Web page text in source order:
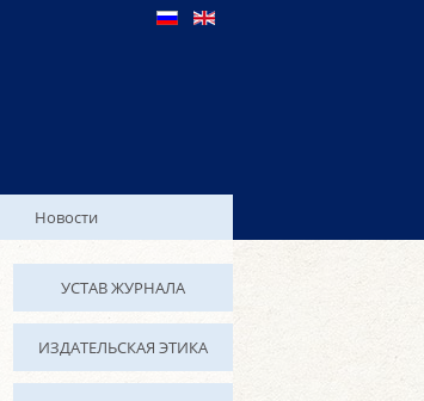
Новости
УСТАВ ЖУРНАЛА
ИЗДАТЕЛЬСКАЯ ЭТИКА